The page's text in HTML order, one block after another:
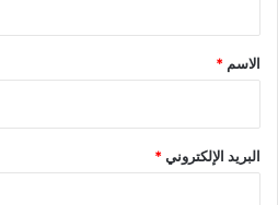
*
الاسم *
البريد الإلكتروني*